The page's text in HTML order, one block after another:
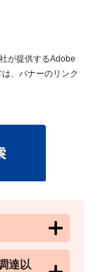
が提供するAdobe
、バナーのリンク
達以